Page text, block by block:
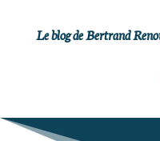
Le blog de Bertrand